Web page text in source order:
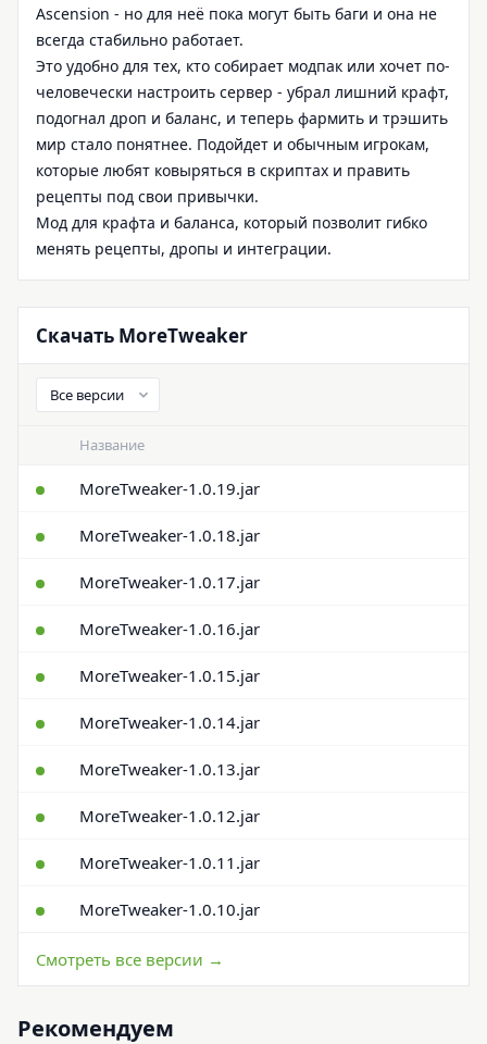
Ascension - но для неё пока могут быть баги и она не
всегда стабильно работает.
Это удобно для тех, кто собирает модпак или хочет по-
человечески настроить сервер - убрал лишний крафт,
подогнал дроп и баланс, и теперь фармить и трэшить
мир стало понятнее. Подойдет и обычным игрокам,
которые любят ковыряться в скриптах и править
рецепты под свои привычки.
Мод для крафта и баланса, который позволит гибко
менять рецепты, дропы и интеграции.
Скачать MoreTweaker
Название
MoreTweaker-1.0.19.jar
MoreTweaker-1.0.18.jar
MoreTweaker-1.0.17.jar
MoreTweaker-1.0.16.jar
MoreTweaker-1.0.15.jar
MoreTweaker-1.0.14.jar
MoreTweaker-1.0.13.jar
MoreTweaker-1.0.12.jar
MoreTweaker-1.0.11.jar
MoreTweaker-1.0.10.jar
Смотреть все версии →
Рекомендуем